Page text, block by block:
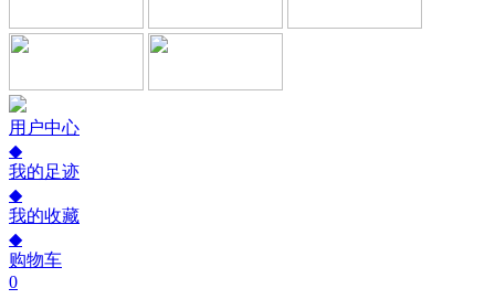
用户中心
◆
我的足迹
◆
我的收藏
◆
购物车
0